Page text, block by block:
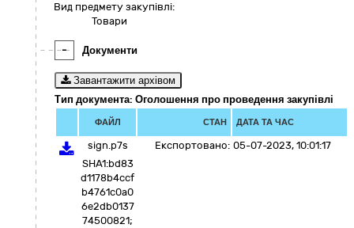
Вид предмету закупівлі:
Товари
- Документи
Завантажити архівом
Тип документа: Оголошення про проведення закупівлі
ФАЙЛ СТАН ДАТА ТА ЧАС
sign.p7s
SHA1:bd83
d1178b4ccf
b4761c0a0
6e2db0137
74500821;
Експортовано: 05-07-2023, 10:01:17